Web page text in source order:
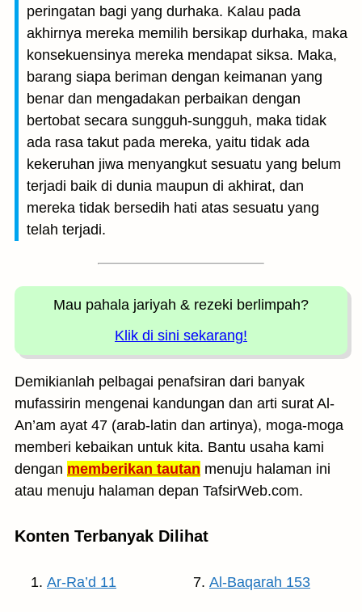
peringatan bagi yang durhaka. Kalau pada
akhirnya mereka memilih bersikap durhaka, maka
konsekuensinya mereka mendapat siksa. Maka,
barang siapa beriman dengan keimanan yang
benar dan mengadakan perbaikan dengan
bertobat secara sungguh-sungguh, maka tidak
ada rasa takut pada mereka, yaitu tidak ada
kekeruhan jiwa menyangkut sesuatu yang belum
terjadi baik di dunia maupun di akhirat, dan
mereka tidak bersedih hati atas sesuatu yang
telah terjadi.
Mau pahala jariyah & rezeki berlimpah?
Klik di sini sekarang!
Demikianlah pelbagai penafsiran dari banyak
mufassirin mengenai kandungan dan arti surat Al-
An’am ayat 47 (arab-latin dan artinya), moga-moga
memberi kebaikan untuk kita. Bantu usaha kami
dengan memberikan tautan menuju halaman ini
atau menuju halaman depan TafsirWeb.com.
Konten Terbanyak Dilihat
Ar-Ra’d 11 Al-Baqarah 153